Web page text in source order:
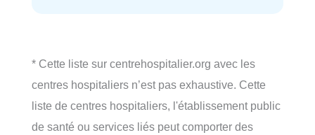
* Cette liste sur centrehospitalier.org avec les
centres hospitaliers n’est pas exhaustive. Cette
liste de centres hospitaliers, l'établissement public
de santé ou services liés peut comporter des